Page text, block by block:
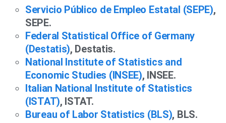
Servicio Público de Empleo Estatal (SEPE),
SEPE.
Federal Statistical Office of Germany
(Destatis), Destatis.
National Institute of Statistics and
Economic Studies (INSEE), INSEE.
Italian National Institute of Statistics
(ISTAT), ISTAT.
Bureau of Labor Statistics (BLS), BLS.